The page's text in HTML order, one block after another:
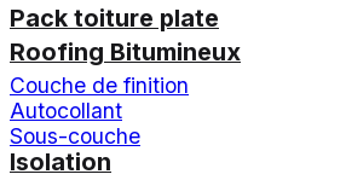
Pack toiture plate
Roofing Bitumineux
Couche de finition
Autocollant
Sous-couche
Isolation